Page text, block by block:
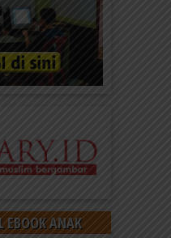
EBOOK ANAK